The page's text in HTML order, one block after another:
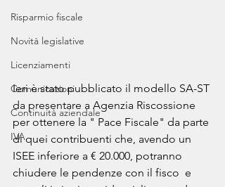
Risparmio fiscale
Novità legislative
Licenziamenti
Comunicazioni
Continuità aziendale
IVA
Ieri è stato pubblicato il modello SA-ST
da presentare a Agenzia Riscossione
per ottenere la " Pace Fiscale" da parte
di quei contribuenti che, avendo un
ISEE inferiore a € 20.000, potranno
chiudere le pendenze con il fisco  e